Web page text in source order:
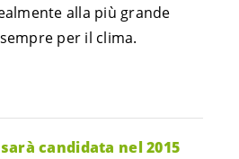
alla più grande
per il clima.
candidata nel 2015